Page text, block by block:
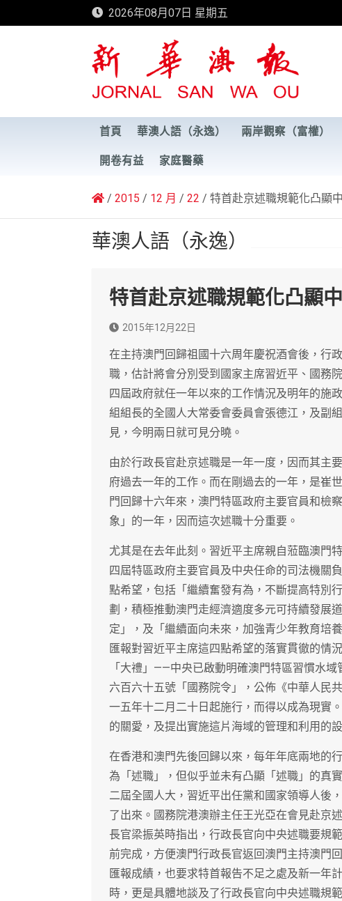
to
2026年08月07日 星期五
新華澳報
首頁 華澳人語（永逸） 兩岸觀察（富權）
開卷有益 家庭醫藥
2015 12 月 22 特首赴京述職規範化凸顯
華澳人語（永逸）
特首赴京述職規範化凸顯
2015年12月22日
在主持澳門回歸祖國十六周年慶祝酒會後，行
職，估計將會分別受到國家主席習近平、國務
四屆政府就任一年以來的工作情況及明年的施
組組長的全國人大常委會委員會張德江，及副
見，今明兩日就可見分曉。
由於行政長官赴京述職是一年一度，因而其主
府過去一年的工作。而在剛過去的一年，是崔
門回歸十六年來，澳門特區政府主要官員和檢
象」的一年，因而這次述職十分重要。
尤其是在去年此刻。習近平主席親自蒞臨澳門
四屆特區政府主要官員及中央任命的司法機關
點希望，包括「繼續奮發有為，不斷提高特別
劃，積極推動澳門走經濟適度多元可持續發展
定」，及「繼續面向未來，加強青少年教育培
匯報對習近平主席這四點希望的落實貫徹的情
「大禮」——中央已啟動明確澳門特區習慣水
六百六十五號「國務院令」，公佈《中華人民
一五年十二月二十日起施行，而得以成為現實
的關愛，及提出實施這片海域的管理和利用的
在香港和澳門先後回歸以來，每年年底兩地的
為「述職」，但似乎並未有凸顯「述職」的真
二屆全國人大，習近平出任黨和國家領導人後
了出來。國務院港澳辦主任王光亞在會見赴京
長官梁振英時指出，行政長官向中央述職要規
前完成，方便澳門行政長官返回澳門主持澳門
匯報成績，也要求特首報告不足之處及新一年
時，更是具體地談及了行政長官向中央述職規